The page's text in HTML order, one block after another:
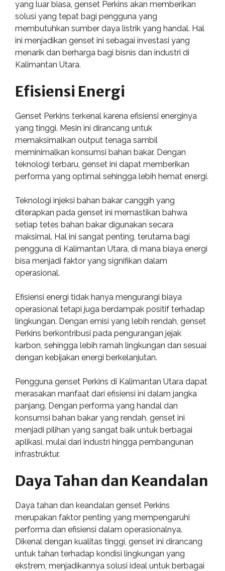
yang luar biasa, genset Perkins akan memberikan
solusi yang tepat bagi pengguna yang
membutuhkan sumber daya listrik yang handal. Hal
ini menjadikan genset ini sebagai investasi yang
menarik dan berharga bagi bisnis dan industri di
Kalimantan Utara.
Efisiensi Energi
Genset Perkins terkenal karena efisiensi energinya
yang tinggi. Mesin ini dirancang untuk
memaksimalkan output tenaga sambil
meminimalkan konsumsi bahan bakar. Dengan
teknologi terbaru, genset ini dapat memberikan
performa yang optimal sehingga lebih hemat energi.
Teknologi injeksi bahan bakar canggih yang
diterapkan pada genset ini memastikan bahwa
setiap tetes bahan bakar digunakan secara
maksimal. Hal ini sangat penting, terutama bagi
pengguna di Kalimantan Utara, di mana biaya energi
bisa menjadi faktor yang signifikan dalam
operasional.
Efisiensi energi tidak hanya mengurangi biaya
operasional tetapi juga berdampak positif terhadap
lingkungan. Dengan emisi yang lebih rendah, genset
Perkins berkontribusi pada pengurangan jejak
karbon, sehingga lebih ramah lingkungan dan sesuai
dengan kebijakan energi berkelanjutan.
Pengguna genset Perkins di Kalimantan Utara dapat
merasakan manfaat dari efisiensi ini dalam jangka
panjang. Dengan performa yang handal dan
konsumsi bahan bakar yang rendah, genset ini
menjadi pilihan yang sangat baik untuk berbagai
aplikasi, mulai dari industri hingga pembangunan
infrastruktur.
Daya Tahan dan Keandalan
Daya tahan dan keandalan genset Perkins
merupakan faktor penting yang mempengaruhi
performa dan efisiensi dalam operasionalnya.
Dikenal dengan kualitas tinggi, genset ini dirancang
untuk tahan terhadap kondisi lingkungan yang
ekstrem, menjadikannya solusi ideal untuk berbagai